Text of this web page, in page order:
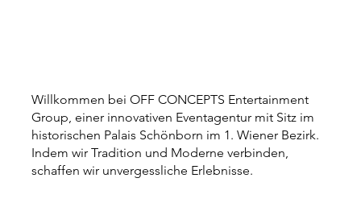
Willkommen bei OFF CONCEPTS Entertainment
Group, einer innovativen Eventagentur mit Sitz im
historischen Palais Schönborn im 1. Wiener Bezirk.
Indem wir Tradition und Moderne verbinden,
schaffen wir unvergessliche Erlebnisse.